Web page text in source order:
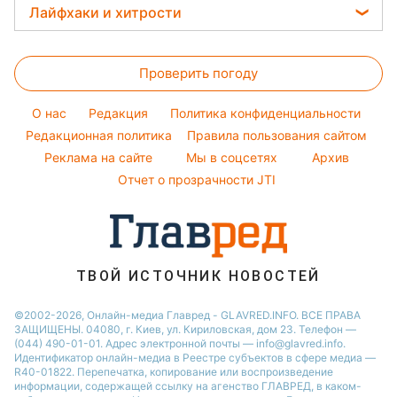
Новости Полтавы
Новости Сум
Новости Черкассы
Настя Каменских
Виталий Козловский
София Ротару
Ольга Сумская
Филипп Киркоров
Легкие десерты
Праздничное меню
Оптические иллюзии
Народные приметы
Все о шоу-бизнесе
Прогноз погоды
Магнитные бури
Погода на сегодня
Погода на завтра
Пылевая буря
Лайфхаки и хитрости
Стирка
Авто
Комнатные растения
Проверить погоду
O нас Редакция
Политика конфиденциальности
Редакционная политика
Правила пользования сайтом
Реклама на сайте
Мы в соцсетях
Архив
Отчет о прозрачности JTI
ТВОЙ ИСТОЧНИК НОВОСТЕЙ
©2002-2026, Онлайн-медиа Главред - GLAVRED.INFO. ВСЕ ПРАВА
ЗАЩИЩЕНЫ. 04080, г. Киев, ул. Кириловская, дом 23. Телефон —
(044) 490-01-01. Адрес электронной почты — info@glavred.info.
Идентификатор онлайн-медиа в Реестре cубъектов в сфере медиа —
R40-01822. Перепечатка, копирование или воспроизведение
информации, содержащей ссылку на агенство ГЛАВРЕД, в каком-